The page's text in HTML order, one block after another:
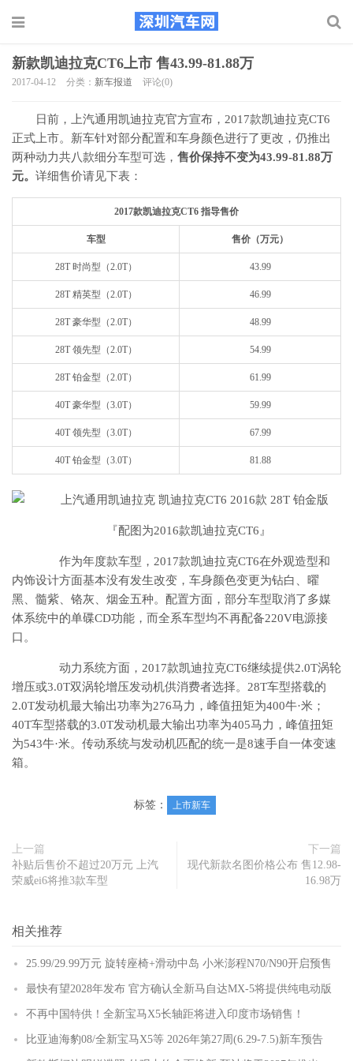
新款凯迪拉克CT6上市 售43.99-81.88万
2017-04-12 分类： 新车报道 评论(0)
日前，上汽通用凯迪拉克官方宣布，2017款凯迪拉克CT6
正式上市。新车针对部分配置和车身颜色进行了更改，仍推出
两种动力共八款细分车型可选， 售价保持不变为43.99-81.88万
元。 详细售价请见下表：
2017款凯迪拉克CT6 指导售价
车型 售价（万元）
28T 时尚型（2.0T） 43.99
28T 精英型（2.0T） 46.99
28T 豪华型（2.0T） 48.99
28T 领先型（2.0T） 54.99
28T 铂金型（2.0T） 61.99
40T 豪华型（3.0T） 59.99
40T 领先型（3.0T） 67.99
40T 铂金型（3.0T） 81.88
『配图为2016款凯迪拉克CT6』
作为年度款车型，2017款凯迪拉克CT6在外观造型和
内饰设计方面基本没有发生改变，车身颜色变更为钻白、曜
黑、髓紫、铬灰、烟金五种。配置方面，部分车型取消了多媒
体系统中的单碟CD功能，而全系车型均不再配备220V电源接
口。
动力系统方面，2017款凯迪拉克CT6继续提供2.0T涡轮
增压或3.0T双涡轮增压发动机供消费者选择。28T车型搭载的
2.0T发动机最大输出功率为276马力，峰值扭矩为400牛·米；
40T车型搭载的3.0T发动机最大输出功率为405马力，峰值扭矩
为543牛·米。传动系统与发动机匹配的统一是8速手自一体变速
箱。
标签： 上市新车
上一篇
补贴后售价不超过20万元 上汽
荣威ei6将推3款车型
下一篇
现代新款名图价格公布 售12.98-
16.98万
相关推荐
25.99/29.99万元 旋转座椅+滑动中岛 小米澎程N70/N90开启预售
最快有望2028年发布 官方确认全新马自达MX-5将提供纯电动版
不再中国特供！全新宝马X5长轴距将进入印度市场销售！
比亚迪海豹08/全新宝马X5等 2026年第27周(6.29-7.5)新车预告